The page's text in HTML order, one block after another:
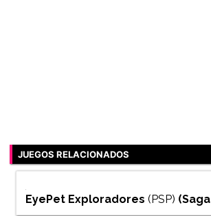
JUEGOS RELACIONADOS
EyePet Exploradores (PSP) (Saga